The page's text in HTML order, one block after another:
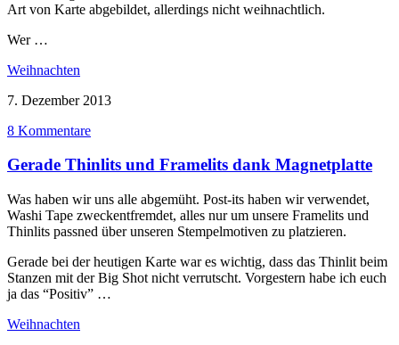
Art von Karte abgebildet, allerdings nicht weihnachtlich.
Wer …
Weihnachten
7. Dezember 2013
8 Kommentare
Gerade Thinlits und Framelits dank Magnetplatte
Was haben wir uns alle abgemüht. Post-its haben wir verwendet,
Washi Tape zweckentfremdet, alles nur um unsere Framelits und
Thinlits passned über unseren Stempelmotiven zu platzieren.
Gerade bei der heutigen Karte war es wichtig, dass das Thinlit beim
Stanzen mit der Big Shot nicht verrutscht. Vorgestern habe ich euch
ja das “Positiv” …
Weihnachten